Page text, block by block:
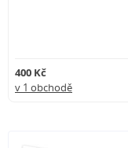
400 Kč
v 1 obchodě